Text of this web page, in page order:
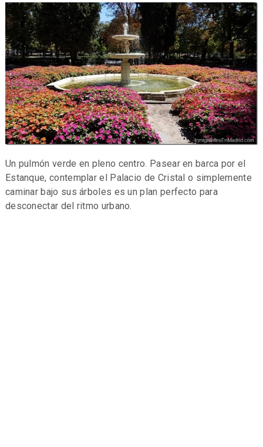
Un pulmón verde en pleno centro. Pasear en barca por el
Estanque, contemplar el Palacio de Cristal o simplemente
caminar bajo sus árboles es un plan perfecto para
desconectar del ritmo urbano.